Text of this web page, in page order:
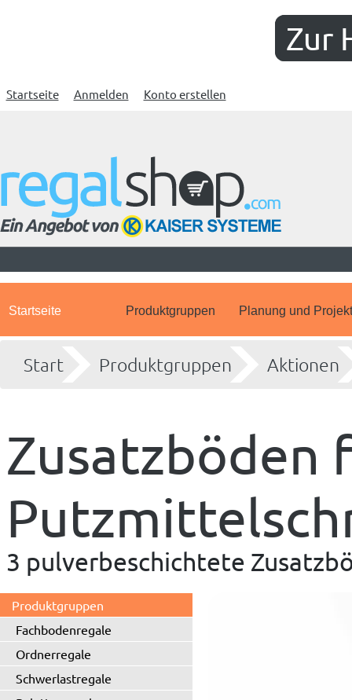
Zur
Startseite Anmelden Konto erstellen
Startseite Produktgruppen Planung und
Start Produktgruppen Aktionen
Zusatzböden
3 pulverbeschichtete
Produktgruppen
Fachbodenregale
Ordnerregale
Schwerlastregale